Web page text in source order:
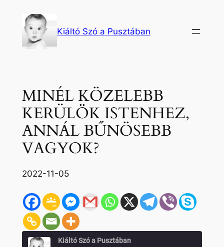
tartalomhoz
Kiáltó Szó a Pusztában
MINÉL KÖZELEBB
KERÜLÖK ISTENHEZ,
ANNÁL BŰNÖSEBB
VAGYOK?
2022-11-05
Kiáltó Szó a Pusztában